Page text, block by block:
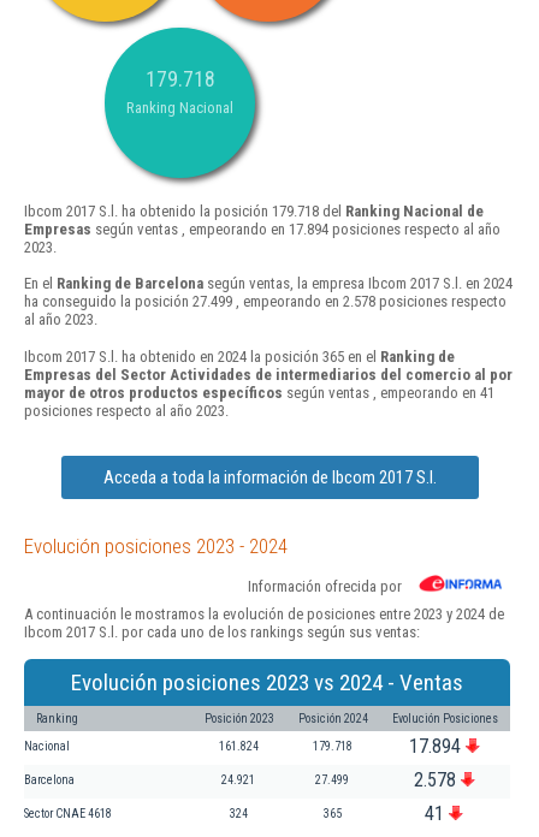
179.718
Ranking Nacional
Ibcom 2017 S.l. ha obtenido la posición 179.718 del Ranking Nacional de
Empresas según ventas , empeorando en 17.894 posiciones respecto al año
2023.
En el Ranking de Barcelona según ventas, la empresa Ibcom 2017 S.l. en 2024
ha conseguido la posición 27.499 , empeorando en 2.578 posiciones respecto
al año 2023.
Ibcom 2017 S.l. ha obtenido en 2024 la posición 365 en el Ranking de
Empresas del Sector Actividades de intermediarios del comercio al por
mayor de otros productos específicos según ventas , empeorando en 41
posiciones respecto al año 2023.
Acceda a toda la información de Ibcom 2017 S.l.
Evolución posiciones 2023 - 2024
Información ofrecida por
A continuación le mostramos la evolución de posiciones entre 2023 y 2024 de
Ibcom 2017 S.l. por cada uno de los rankings según sus ventas:
Evolución posiciones 2023 vs 2024 - Ventas
Ranking Posición 2023 Posición 2024 Evolución Posiciones
Nacional 161.824 179.718 17.894
Barcelona 24.921 27.499 2.578
Sector CNAE 4618 324 365 41